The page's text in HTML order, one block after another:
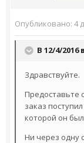
Опубликовано: 4
В 12/4/2016
Здравствуйте.
Предоставьте
заказ
которой он
Ни через одну